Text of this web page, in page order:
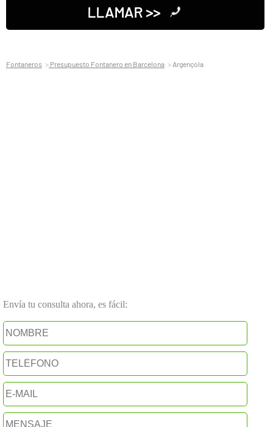
LLAMAR >>
Fontaneros Presupuesto Fontanero en Barcelona Argençola
Envía tu consulta ahora, es fácil: